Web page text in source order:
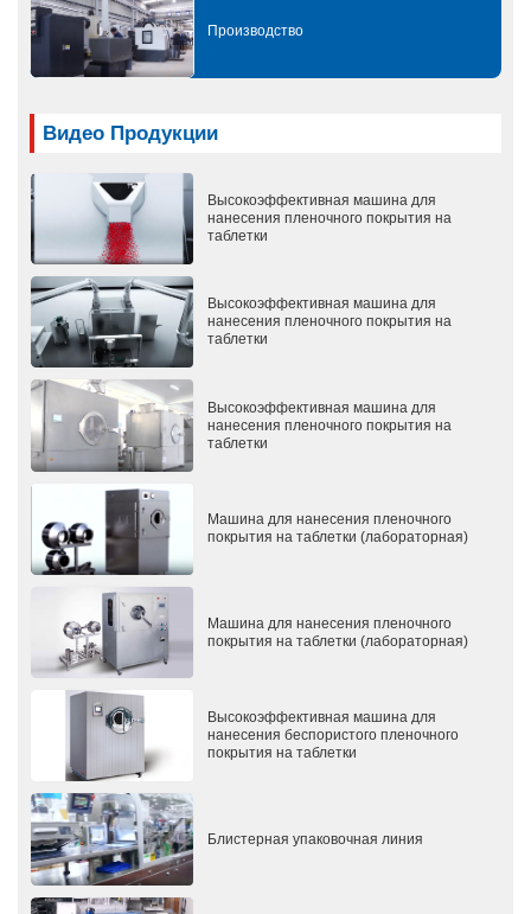
Производство
Видео Продукции
Высокоэффективная машина для
нанесения пленочного покрытия на
таблетки
Высокоэффективная машина для
нанесения пленочного покрытия на
таблетки
Высокоэффективная машина для
нанесения пленочного покрытия на
таблетки
Машина для нанесения пленочного
покрытия на таблетки (лабораторная)
Машина для нанесения пленочного
покрытия на таблетки (лабораторная)
Высокоэффективная машина для
нанесения беспористого пленочного
покрытия на таблетки
Блистерная упаковочная линия